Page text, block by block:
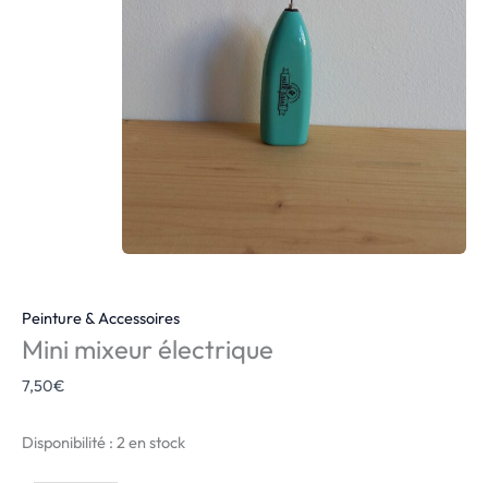
Peinture & Accessoires
Mini mixeur électrique
7,50€
Disponibilité : 2 en stock